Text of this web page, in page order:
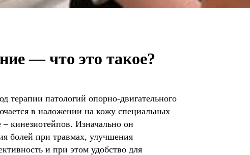
— что это такое?
терапии патологий опорно-двигательного
в наложении на кожу специальных
кинезиотейпов. Изначально он
болей при травмах, улучшения
и при этом удобство для